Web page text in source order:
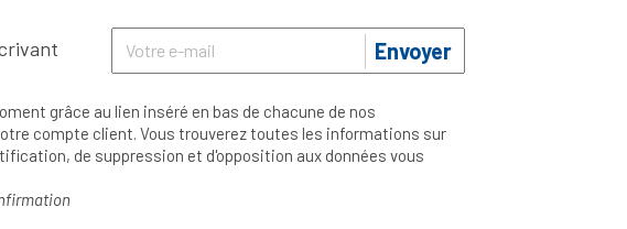
Envoyer
grâce au lien inséré en bas de chacune de nos
compte client. Vous trouverez toutes les informations sur
de suppression et d'opposition aux données vous